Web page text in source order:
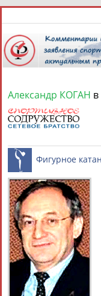
10
СПОРТСМЕНЫ,
Найдено: 1
Александр
КОГАН
Александр КОГАН